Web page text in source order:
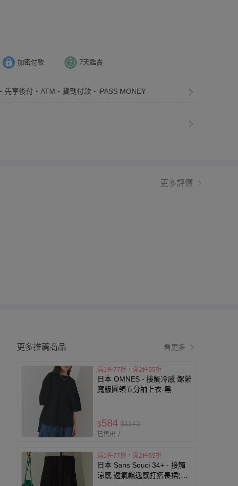
加密付款 7天鑑賞
先享後付・ATM・貨到付款・iPASS MONEY
更多評價
更多推薦商品 看更多
滿1件77折，滿2件55折
日本 OMNES - 接觸冷感 嫘縈
寬版圓領五分袖上衣-黑
$584 $1143
已售出 7
滿1件77折，滿2件55折
日本 Sans Souci 34+ - 接觸
涼感 透氣飄逸感打摺長裙(有